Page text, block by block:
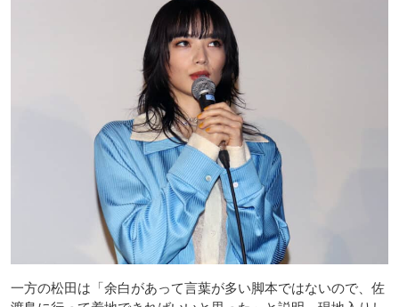
一方の松田は「余白があって言葉が多い脚本ではないので、佐